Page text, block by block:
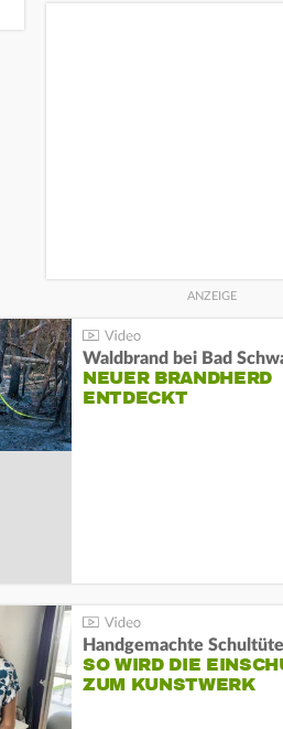
Waldbrand bei Bad
NEUER BRANDHERD
ENTDECKT
Handgemachte
SO WIRD DIE
ZUM KUNSTWERK